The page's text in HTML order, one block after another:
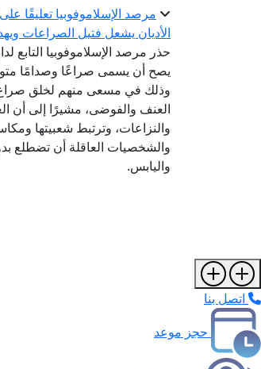
مرصد الإسلاموفوبيا تعليقًا
الأديان يشعل فتيل الصراعات
حذر مرصد الإسلاموفوبيا التابع
يصح أن يسمى صراعًا وصدامًا
وذلك في مسعى منهم لخلق صراع
العنف والفوضى، مشيرًا إلى أن
والنزاعات، وترتبط شعبيتها
والشخصيات العاقلة أن تضطلع
واليابس.
اتصل بنا
حجز موعد